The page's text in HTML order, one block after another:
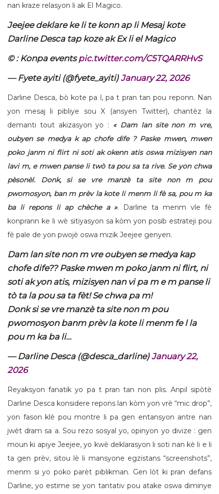
nan kraze relasyon li ak El Magico.
Jeejee deklare ke li te konn ap li Mesaj kote
Darline Desca tap koze ak Ex li el Magico
©️ : Konpa eventspic.twitter.com/C5TQARRHvS
— Fyete ayiti (@fyete_ayiti)January 22, 2026
Darline Desca, bò kote pa l, pa t pran tan pou reponn. Nan
yon mesaj li pibliye sou X (ansyen Twitter), chantèz la
demanti tout akizasyon yo : « Dam lan site non m vre,
oubyen se medya k ap chofe dife ? Paske mwen, mwen
poko janm ni flirt ni soti ak okenn atis oswa mizisyen nan
lavi m, e mwen panse li twò ta pou sa ta rive. Se yon chwa
pèsonèl. Donk, si se vre manzè ta site non m pou
pwomosyon, ban m prèv la kote li menm li fè sa, pou m ka
ba li repons li ap chèche a ». Darline ta menm vle fè
konprann ke li wè sitiyasyon sa kòm yon posib estrateji pou
fè pale de yon pwojè oswa mizik Jeejee genyen.
Dam lan site non m vre oubyen se medya kap
chofe dife?? Paske mwen m poko janm ni flirt, ni
soti ak yon atis, mizisyen nan vi pa m e m panse li
tò ta la pou sa ta fèt! Se chwa pa m!
Donk si se vre manzè ta site non m pou
pwomosyon banm prèv la kote li menm fe l la
pou m ka ba li…
— Darline Desca (@desca_darline)January 22,
2026
Reyaksyon fanatik yo pa t pran tan non plis. Anpil sipòtè
Darline Desca konsidere repons lan kòm yon vrè “mic drop”,
yon fason klè pou montre li pa gen entansyon antre nan
jwèt dram sa a. Sou rezo sosyal yo, opinyon yo divize : gen
moun ki apiye Jeejee, yo kwè deklarasyon li soti nan kè li e li
ta gen prèv, sitou lè li mansyone egzistans “screenshots”,
menm si yo poko parèt piblikman. Gen lòt ki pran defans
Darline, yo estime se yon tantativ pou atake oswa diminye